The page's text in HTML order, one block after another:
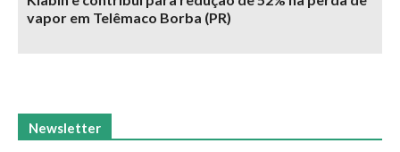
vapor em Telêmaco Borba (PR)
Newsletter